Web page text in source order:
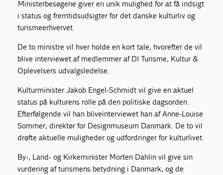
Ministerbesøgene giver en unik mulighed for at få indsigt
i status og fremtidsudsigter for det danske kulturliv og
turismeerhvervet.
De to ministre vil hver holde en kort tale, hvorefter de vil
blive interviewet af medlemmer af DI Turisme, Kultur &
Oplevelsers udvalgsledelse.
Kulturminister Jakob Engel-Schmidt vil give en aktuel
status på kulturens rolle på den politiske dagsorden.
Efterfølgende vil han bliveinterviewet han af Anne-Louise
Sommer, direktør for Designmuseum Danmark. De to vil
drøfte aktuelle muligheder og udfordringer for kulturlivet.
By-, Land- og Kirkeminister Morten Dahlin vil give sin
vurdering af turismens betydning i Danmark, og de